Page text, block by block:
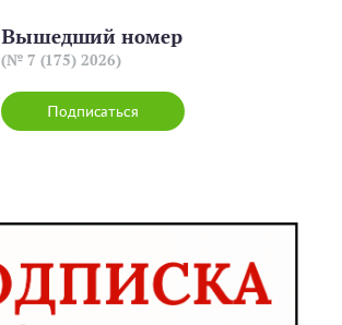
Подписаться
Вышедший номер
(№ 7 (175) 2026)